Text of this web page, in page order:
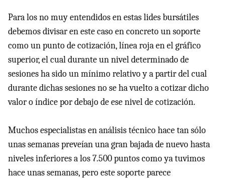
Para los no muy entendidos en estas lides bursátiles
debemos divisar en este caso en concreto un soporte
como un punto de cotización, línea roja en el gráfico
superior, el cual durante un nivel determinado de
sesiones ha sido un mínimo relativo y a partir del cual
durante dichas sesiones no se ha vuelto a cotizar dicho
valor o índice por debajo de ese nivel de cotización.
Muchos especialistas en análisis técnico hace tan sólo
unas semanas preveían una gran bajada de nuevo hasta
niveles inferiores a los 7.500 puntos como ya tuvimos
hace unas semanas, pero este soporte parece